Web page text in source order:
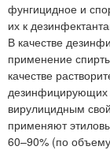
фунгицидное и
их к
В качестве
применение
качестве
дезинфицирующих
вирулицидным
применяют
60–90% (по